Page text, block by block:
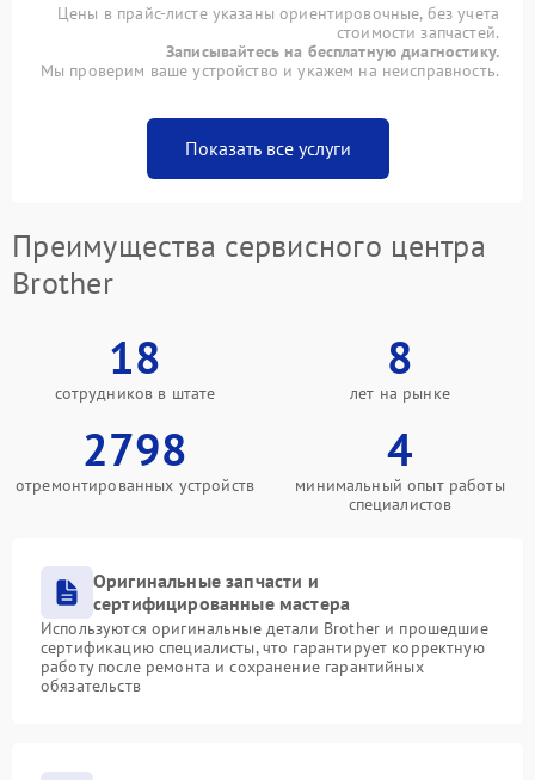
Цены в прайс-листе указаны ориентировочные, без учета
стоимости запчастей.
Записывайтесь на бесплатную диагностику.
Мы проверим ваше устройство и укажем на неисправность.
Показать все услуги
Преимущества сервисного центра
Brother
18
сотрудников в штате
8
лет на рынке
2798
отремонтированных устройств
4
минимальный опыт работы
специалистов
Оригинальные запчасти и
сертифицированные мастера
Используются оригинальные детали Brother и прошедшие
сертификацию специалисты, что гарантирует корректную
работу после ремонта и сохранение гарантийных
обязательств